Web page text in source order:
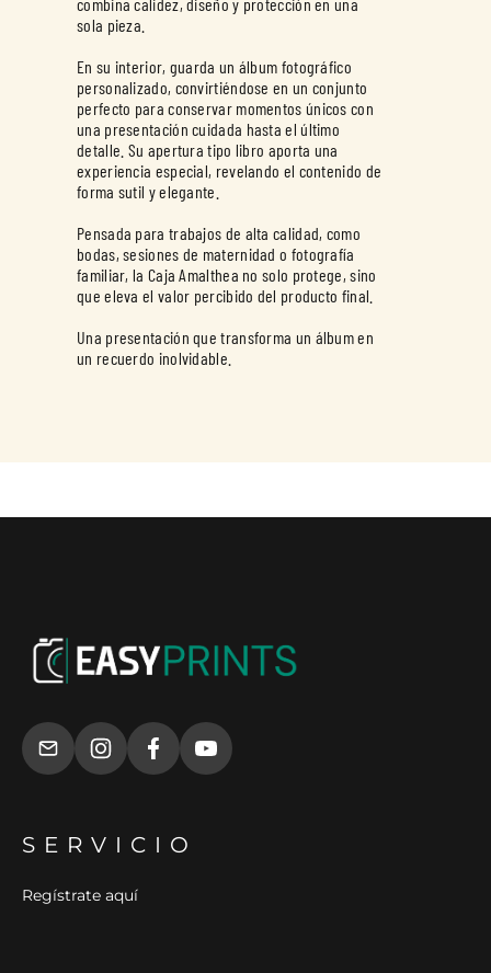
sola pieza.
En su interior, guarda un álbum fotográfico
personalizado, convirtiéndose en un conjunto
perfecto para conservar momentos únicos con
una presentación cuidada hasta el último
detalle. Su apertura tipo libro aporta una
experiencia especial, revelando el contenido de
forma sutil y elegante.
Pensada para trabajos de alta calidad, como
bodas, sesiones de maternidad o fotografía
familiar, la Caja Amalthea no solo protege, sino
que eleva el valor percibido del producto final.
Una presentación que transforma un álbum en
un recuerdo inolvidable.
SERVICIO
Regístrate aquí